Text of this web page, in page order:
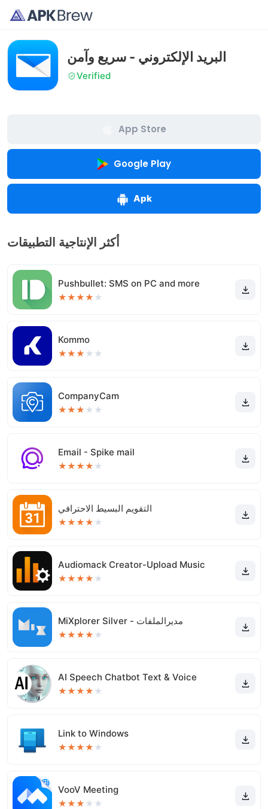
البريد الإلكتروني - سريع وآمن
Verified
App Store
Google Play
Apk
أكثر الإنتاجية التطبيقات
Pushbullet: SMS on PC and more
★★★★ ★
Kommo
★★★ ★ ★
CompanyCam
★★★ ★ ★
Email - Spike mail
★★★★ ★
التقويم البسيط الاحترافي
★★★★ ★
Audiomack Creator-Upload Music
★★★★ ★
MiXplorer Silver - مديرالملفات
★★★★ ★
AI Speech Chatbot Text & Voice
★★★★ ★
Link to Windows
★★★★ ★
VooV Meeting
★★★ ★ ★